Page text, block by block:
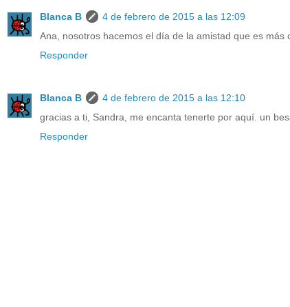
Blanca B
4 de febrero de 2015 a las 12:09
Ana, nosotros hacemos el día de la amistad que es más
Responder
Blanca B
4 de febrero de 2015 a las 12:10
gracias a ti, Sandra, me encanta tenerte por aquí. un
Responder